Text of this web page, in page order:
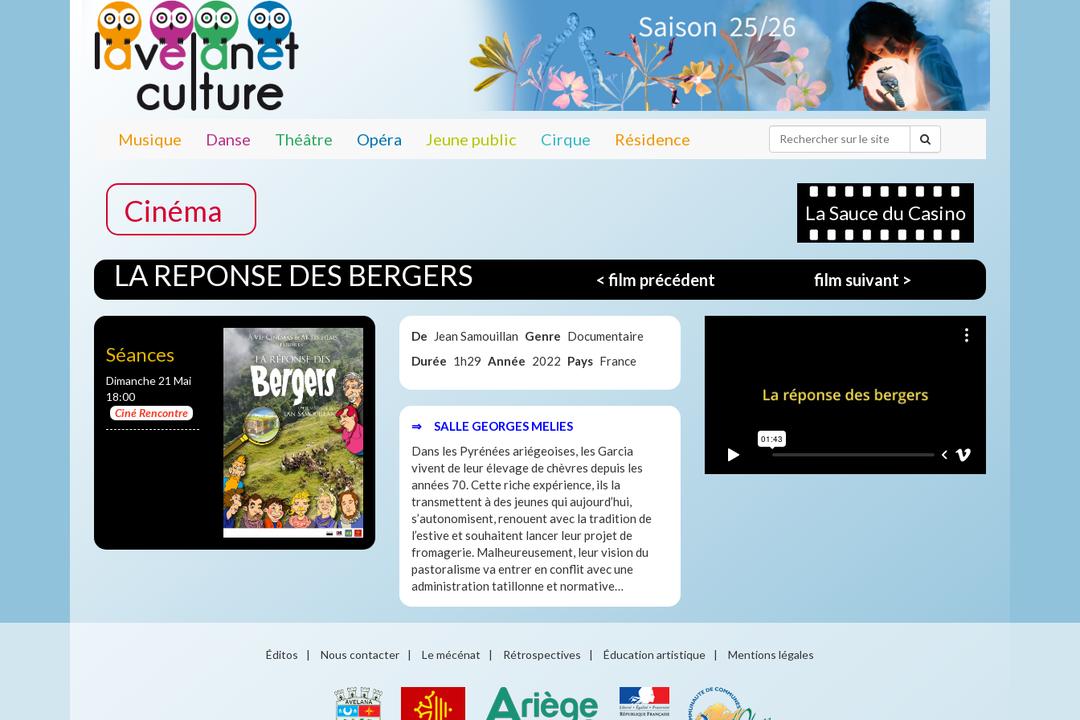
Musique Danse Théâtre Opéra Jeune public Cirque Résidence
Cinéma La Sauce du Casino
LA REPONSE DES BERGERS < film précédent film suivant >
Séances
Dimanche 21 Mai
18:00
Ciné Rencontre
De Jean Samouillan Genre Documentaire
Durée 1h29 Année 2022 Pays France
⇒ SALLE GEORGES MELIES
Dans les Pyrénées ariégeoises, les Garcia
vivent de leur élevage de chèvres depuis les
années 70. Cette riche expérience, ils la
transmettent à des jeunes qui aujourd’hui,
s’autonomisent, renouent avec la tradition de
l’estive et souhaitent lancer leur projet de
fromagerie. Malheureusement, leur vision du
pastoralisme va entrer en conflit avec une
administration tatillonne et normative…
Éditos | Nous contacter | Le mécénat | Rétrospectives | Éducation artistique | Mentions légales